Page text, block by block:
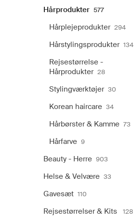
Hårprodukter 577
Hårplejeprodukter 294
Hårstylingsprodukter 134
Rejsestørrelse -
Hårprodukter 28
Stylingværktøjer 30
Korean haircare 34
Hårbørster & Kamme 73
Hårfarve 9
Beauty - Herre 903
Helse & Velvære 33
Gavesæt 110
Rejsestørrelser & Kits 128